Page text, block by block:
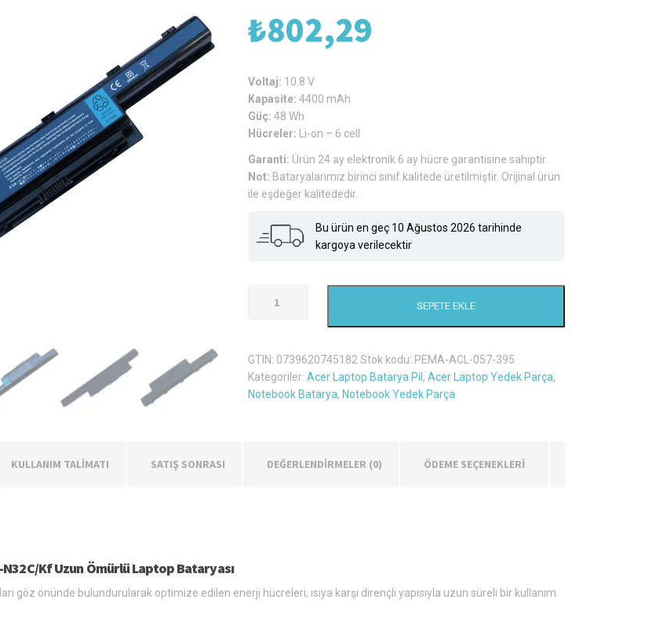
₺802,29
Voltaj: 10.8 V
Kapasite:4400 mAh
Güç:48 Wh
Hücreler:
Li-on – 6 cell
Garanti: Ürün 24 ay elektronik 6 ay hücre garantisine sahiptir.
Not: Bataryalarımız birinci sınıf kalitede üretilmiştir. Orijinal ürün
ile eşdeğer kalitededir.
Bu ürün en geç 10 Ağustos 2026 tarihinde
kargoya verilecektir
Aspire
Laptop
Batarya
Pil
SEPETE EKLE
GTIN: 0739620745182 Stok kodu: PEMA-ACL-057-395
Kategoriler:Acer Laptop Batarya Pil ,Acer Laptop Yedek Parça,
Notebook Batarya, Notebook Yedek Parça
KULLANIM TALİMATI SATIŞ SONRASI DEĞERLENDIRMELER (0) ÖDEME SEÇENEKLERİ
Kf Uzun Ömürlü Laptop Bataryası
göz önünde bulundurularak optimize edilen enerji hücreleri, ısıya karşı dirençli yapısıyla uzun süreli bir kullanım